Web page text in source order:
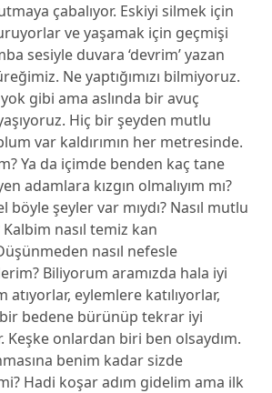
çabalıyor. Eskiyi silmek için
ve yaşamak için geçmişi
sesiyle duvara ‘devrim’ yazan
Ne yaptığımızı bilmiyoruz.
gibi ama aslında bir avuç
Hiç bir şeyden mutlu
var kaldırımın her metresinde.
Ya da içimde benden kaç tane
adamlara kızgın olmalıyım mı?
böyle şeyler var mıydı? Nasıl mutlu
nasıl temiz kan
nasıl nefesle
Biliyorum aramızda hala iyi
atıyorlar, eylemlere katılıyorlar,
bedene bürünüp tekrar iyi
Keşke onlardan biri ben olsaydım.
benim kadar sizde
Hadi koşar adım gidelim ama ilk